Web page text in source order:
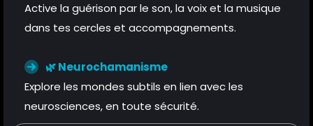
Active la guérison par le son, la voix et la musique
dans tes cercles et accompagnements.
🌿 Neurochamanisme
Explore les mondes subtils en lien avec les
neurosciences, en toute sécurité.